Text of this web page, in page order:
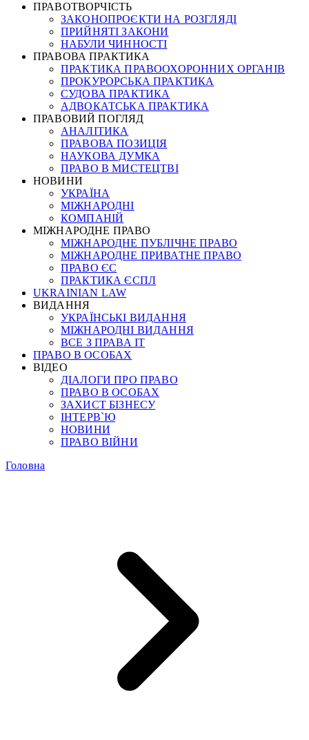
ПРАВОТВОРЧІСТЬ
ЗАКОНОПРОЄКТИ НА РОЗГЛЯДІ
ПРИЙНЯТІ ЗАКОНИ
НАБУЛИ ЧИННОСТІ
ПРАВОВА ПРАКТИКА
ПРАКТИКА ПРАВООХОРОННИХ ОРГАНІВ
ПРОКУРОРСЬКА ПРАКТИКА
СУДОВА ПРАКТИКА
АДВОКАТСЬКА ПРАКТИКА
ПРАВОВИЙ ПОГЛЯД
АНАЛІТИКА
ПРАВОВА ПОЗИЦІЯ
НАУКОВА ДУМКА
ПРАВО В МИСТЕЦТВІ
НОВИНИ
УКРАЇНА
МІЖНАРОДНІ
КОМПАНІЙ
МІЖНАРОДНЕ ПРАВО
МІЖНАРОДНЕ ПУБЛІЧНЕ ПРАВО
МІЖНАРОДНЕ ПРИВАТНЕ ПРАВО
ПРАВО ЄС
ПРАКТИКА ЄСПЛ
UKRAINIAN LAW
ВИДАННЯ
УКРАЇНСЬКІ ВИДАННЯ
МІЖНАРОДНІ ВИДАННЯ
ВСЕ З ПРАВА ІТ
ПРАВО В ОСОБАХ
ВІДЕО
ДІАЛОГИ ПРО ПРАВО
ПРАВО В ОСОБАХ
ЗАХИСТ БІЗНЕСУ
ІНТЕРВ`Ю
НОВИНИ
ПРАВО ВІЙНИ
Головна